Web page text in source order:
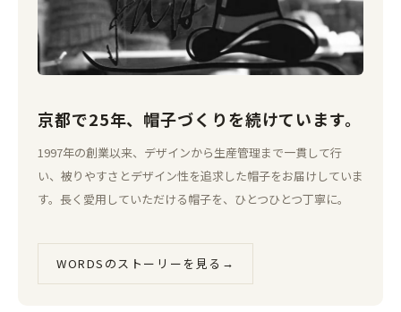
京都で25年、帽子づくりを続けています。
1997年の創業以来、デザインから生産管理まで一貫して行
い、被りやすさとデザイン性を追求した帽子をお届けしていま
す。長く愛用していただける帽子を、ひとつひとつ丁寧に。
WORDSのストーリーを見る →